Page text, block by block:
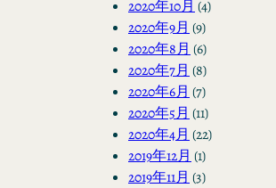
2020年10月 (4)
2020年9月 (9)
2020年8月 (6)
2020年7月 (8)
2020年6月 (7)
2020年5月 (11)
2020年4月 (22)
2019年12月 (1)
2019年11月 (3)